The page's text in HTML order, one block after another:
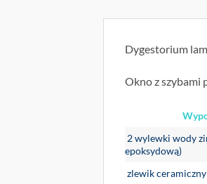
Dygestorium
Okno z szybami
2 wylewki wody
epoksydową)
zlewik ceramiczny